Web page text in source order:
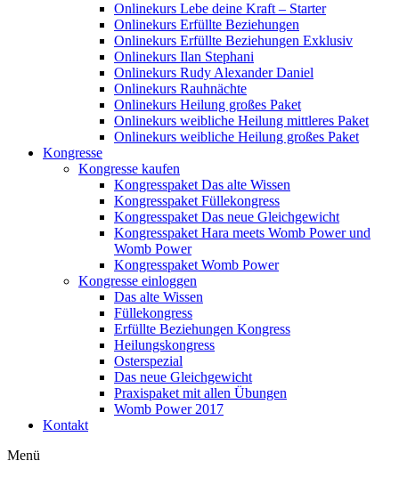
Onlinekurs Lebe deine Kraft – Starter
Onlinekurs Erfüllte Beziehungen
Onlinekurs Erfüllte Beziehungen Exklusiv
Onlinekurs Ilan Stephani
Onlinekurs Rudy Alexander Daniel
Onlinekurs Rauhnächte
Onlinekurs Heilung großes Paket
Onlinekurs weibliche Heilung mittleres Paket
Onlinekurs weibliche Heilung großes Paket
Kongresse
Kongresse kaufen
Kongresspaket Das alte Wissen
Kongresspaket Füllekongress
Kongresspaket Das neue Gleichgewicht
Kongresspaket Hara meets Womb Power und
Womb Power
Kongresspaket Womb Power
Kongresse einloggen
Das alte Wissen
Füllekongress
Erfüllte Beziehungen Kongress
Heilungskongress
Osterspezial
Das neue Gleichgewicht
Praxispaket mit allen Übungen
Womb Power 2017
Kontakt
Menü